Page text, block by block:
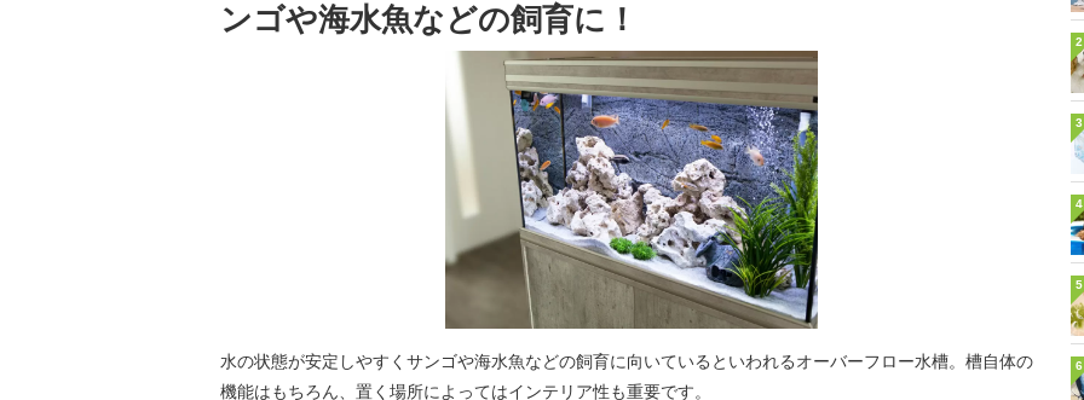
ンゴや海水魚などの飼育に！
水の状態が安定しやすくサンゴや海水魚などの飼育に向いているといわれるオーバーフロー水槽。槽自体の
機能はもちろん、置く場所によってはインテリア性も重要です。
2
3
4
5
6